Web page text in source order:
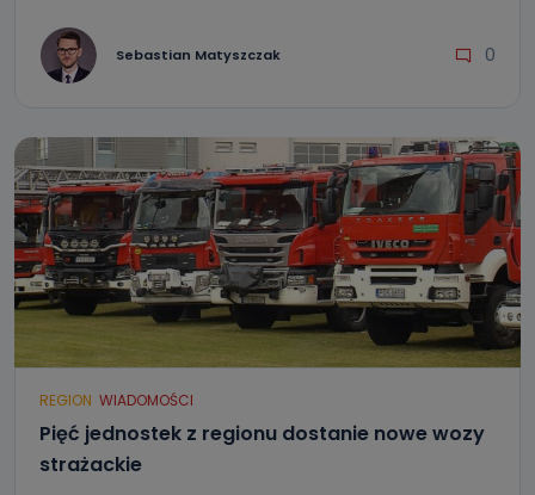
Sebastian Matyszczak 0
REGION WIADOMOŚCI
Pięć jednostek z regionu dostanie nowe wozy
strażackie